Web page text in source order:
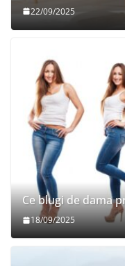
22/09/2025
Ce blugi de dama
18/09/2025